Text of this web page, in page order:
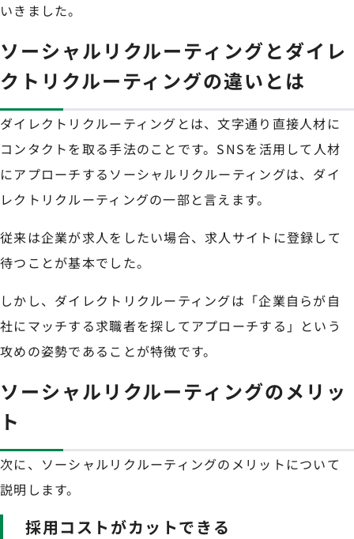
いきました。
ソーシャルリクルーティングとダイレ
クトリクルーティングの違いとは
ダイレクトリクルーティングとは、文字通り直接人材に
コンタクトを取る手法のことです。SNSを活用して人材
にアプローチするソーシャルリクルーティングは、ダイ
レクトリクルーティングの一部と言えます。
従来は企業が求人をしたい場合、求人サイトに登録して
待つことが基本でした。
しかし、ダイレクトリクルーティングは「企業自らが自
社にマッチする求職者を探してアプローチする」という
攻めの姿勢であることが特徴です。
ソーシャルリクルーティングのメリッ
ト
次に、ソーシャルリクルーティングのメリットについて
説明します。
採用コストがカットできる